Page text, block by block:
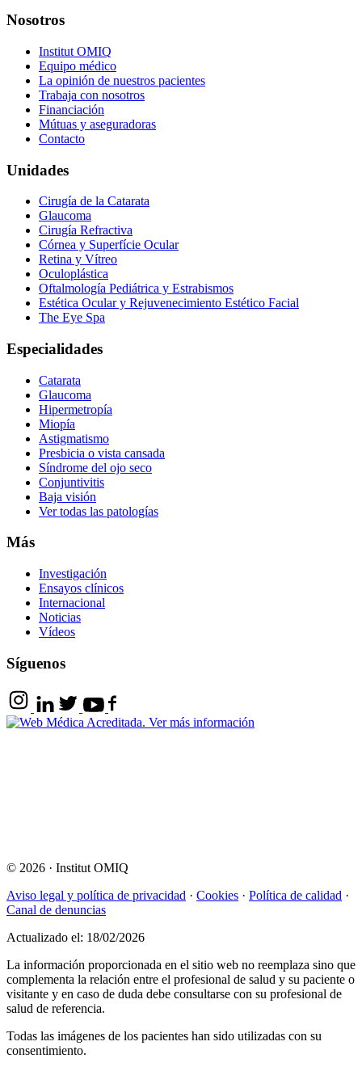
Nosotros
Institut OMIQ
Equipo médico
La opinión de nuestros pacientes
Trabaja con nosotros
Financiación
Mútuas y aseguradoras
Contacto
Unidades
Cirugía de la Catarata
Glaucoma
Cirugía Refractiva
Córnea y Superfície Ocular
Retina y Vítreo
Oculoplástica
Oftalmología Pediátrica y Estrabismos
Estética Ocular y Rejuvenecimiento Estético Facial
The Eye Spa
Especialidades
Catarata
Glaucoma
Hipermetropía
Miopía
Astigmatismo
Presbicia o vista cansada
Síndrome del ojo seco
Conjuntivitis
Baja visión
Ver todas las patologías
Más
Investigación
Ensayos clínicos
Internacional
Noticias
Vídeos
Síguenos
© 2026 · Institut OMIQ
Aviso legal y política de privacidad · Cookies · Política de calidad ·
Canal de denuncias
Actualizado el: 18/02/2026
La información proporcionada en el sitio web no reemplaza sino que
complementa la relación entre el profesional de salud y su paciente o
visitante y en caso de duda debe consultarse con su profesional de
salud de referencia.
Todas las imágenes de los pacientes han sido utilizadas con su
consentimiento.